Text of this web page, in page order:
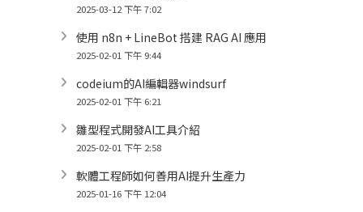
2025-03-12 下午 7:02
使用 n8n + LineBot 搭建 RAG AI 應用
2025-02-01 下午 9:44
codeium的AI編輯器windsurf
2025-02-01 下午 6:21
雛型程式開發AI工具介紹
2025-02-01 下午 2:58
軟體工程師如何善用AI提升生產力
2025-01-16 下午 12:04